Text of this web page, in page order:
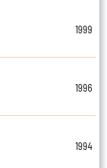
1999
1996
1994